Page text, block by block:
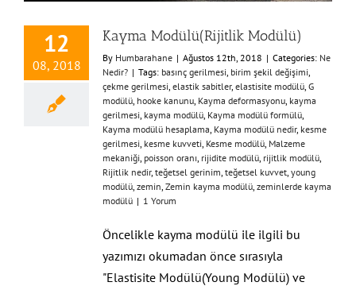
12
08, 2018
Kayma Modülü(Rijitlik Modülü)
By Humbarahane | Ağustos 12th, 2018 | Categories: Ne
Nedir? | Tags: basınç gerilmesi birim şekil değişimi
çekme gerilmesi elastik sabitler, elastisite modülü G
modülü hooke kanunu Kayma deformasyonu kayma
gerilmesi kayma modülü Kayma modülü formülü
Kayma modülü hesaplama Kayma modülü nedir, kesme
gerilmesi kesme kuvveti Kesme modülü Malzeme
mekaniği poisson oranı rijidite modülü rijitlik modülü
Rijitlik nedir, teğetsel gerinim teğetsel kuvvet young
modülü zemin Zemin kayma modülü zeminlerde kayma
modülü | 1 Yorum
Öncelikle kayma modülü ile ilgili bu
yazımızı okumadan önce sırasıyla
"Elastisite Modülü(Young Modülü) ve